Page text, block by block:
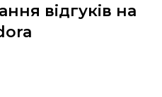
відгуків на